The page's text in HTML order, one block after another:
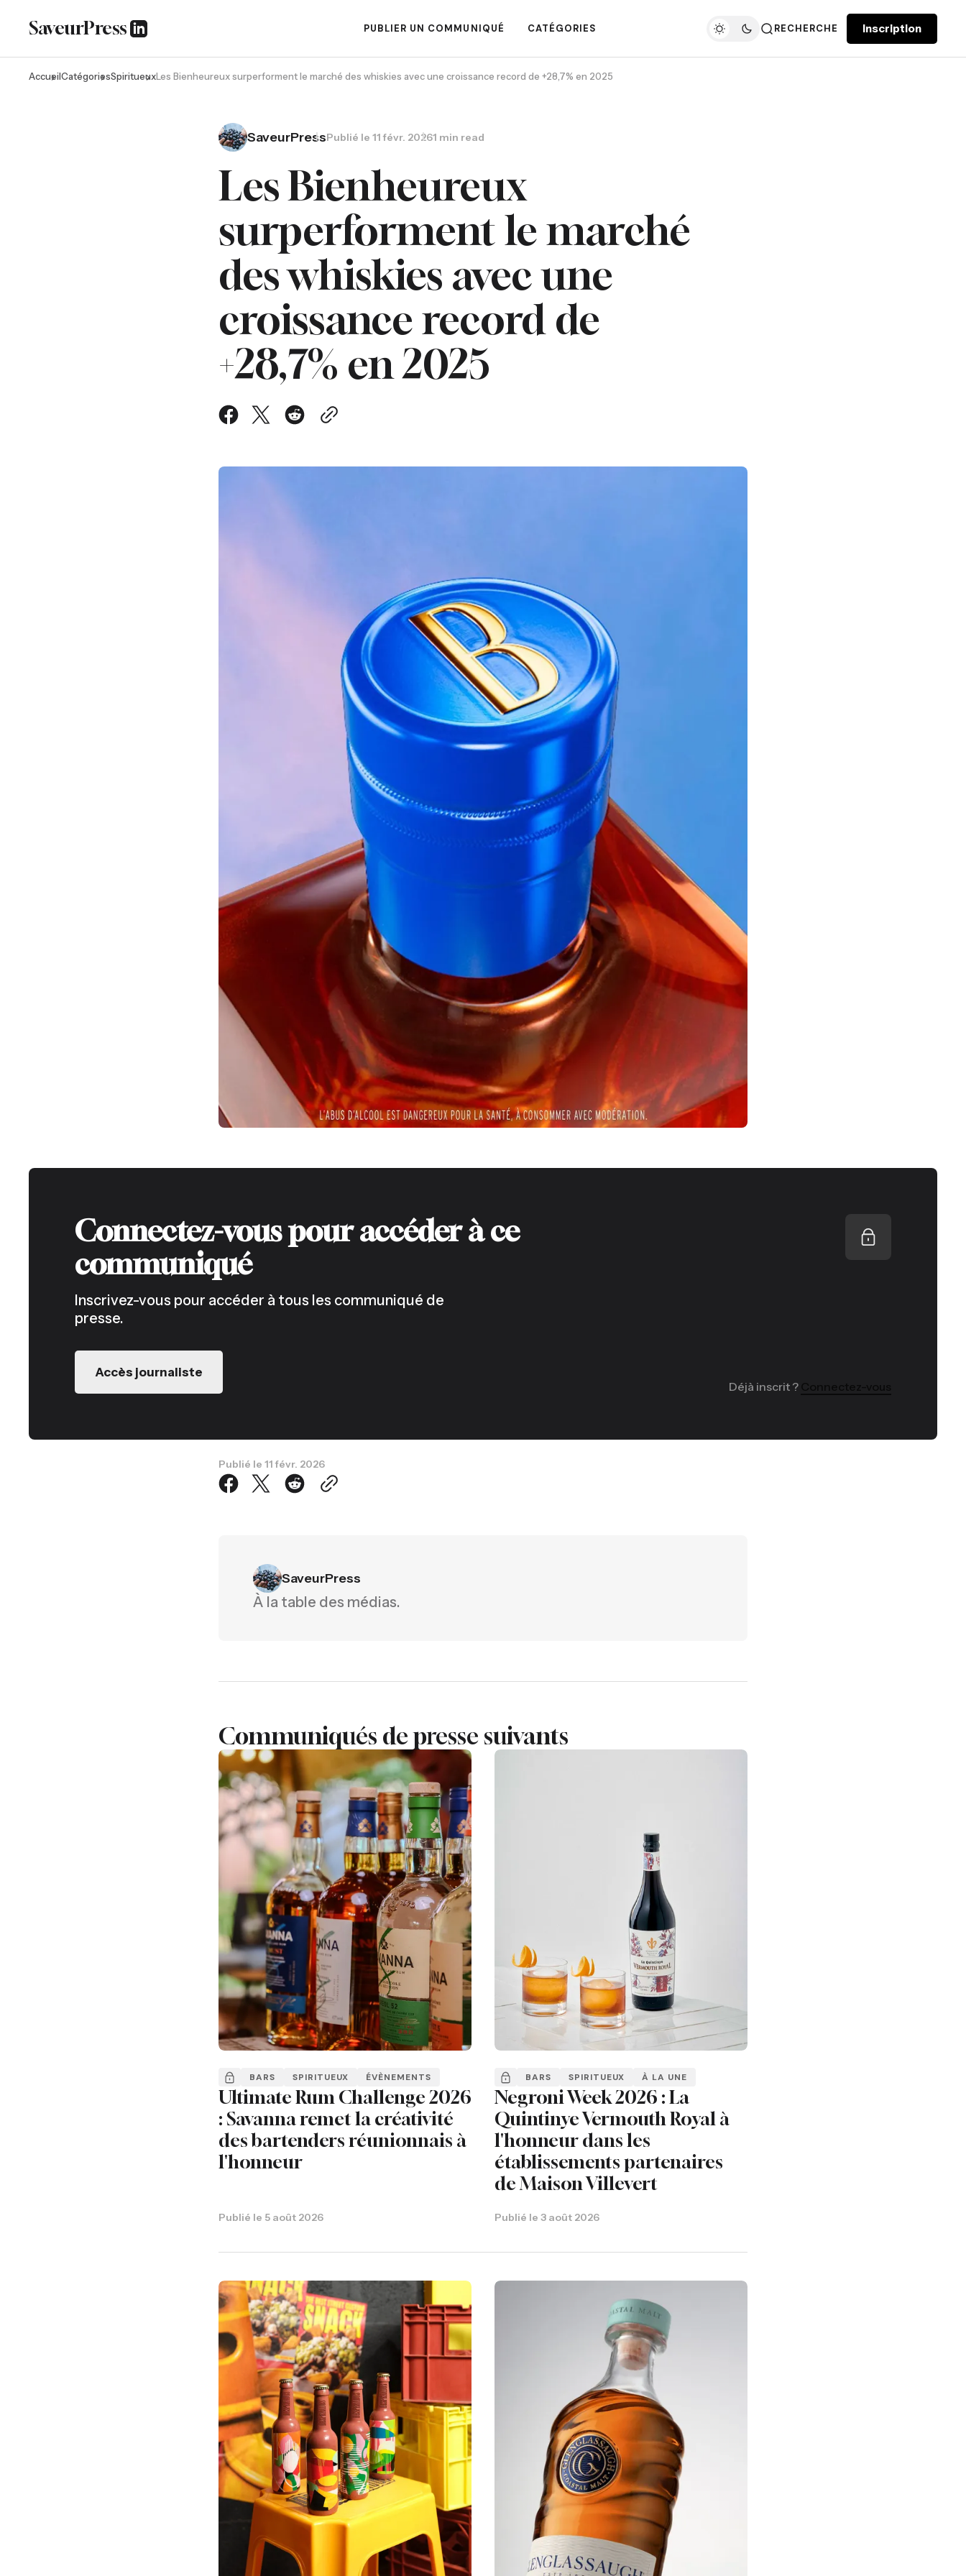
SaveurPress PUBLIER UN COMMUNIQUÉ CATÉGORIES RECHERCHE Inscription
AccueilCatégoriesSpiritueuxLes Bienheureux surperforment le marché des whiskies avec une croissance record de +28,7% en 2025
SaveurPressPublié le 11 févr. 20261 min read
Les Bienheureux
surperforment le marché
des whiskies avec une
croissance record de
+28,7% en 2025
Connectez-vous pour accéder à ce
communiqué
Inscrivez-vous pour accéder à tous les communiqué de
presse.
Accès journaliste
Déjà inscrit ?
Publié le 11 févr. 2026
SaveurPress
À la table des médias.
Communiqués de presse suivants
BARS SPIRITUEUX ÉVÈNEMENTS
Ultimate Rum Challenge 2026
: Savanna remet la créativité
des bartenders réunionnais à
l'honneur
Publié le 5 août 2026
BARS SPIRITUEUX À LA UNE
Negroni Week 2026 : La
Quintinye Vermouth Royal à
l'honneur dans les
établissements partenaires
de Maison Villevert
Publié le 3 août 2026